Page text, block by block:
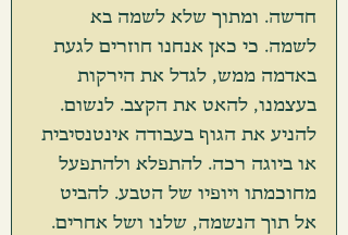
חדשה. ומתוך שלא לשמה בא
לשמה. כי כאן אנחנו חוזרים לגעת
באדמה ממש, לגדל את הירקות
בעצמנו, להאט את הקצב. לנשום.
להניע את הגוף בעבודה אינטנסיבית
או ביוגה רכה. להתפלא ולהתפעל
מחוכמתו ויופיו של הטבע. להביט
אל תוך הנשמה, שלנו ושל אחרים.